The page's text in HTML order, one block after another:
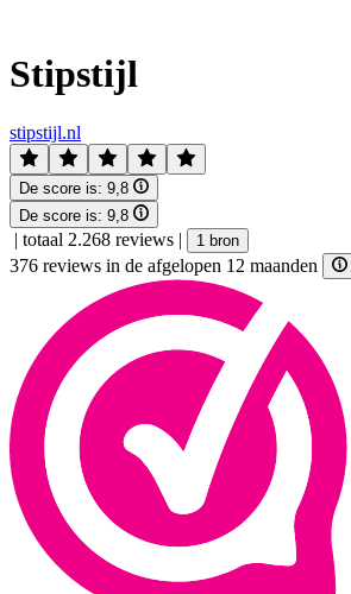
Stipstijl
stipstijl.nl
De score is: 9,8
De score is: 9,8
| totaal 2.268 reviews | 1 bron
376 reviews in de afgelopen 12 maanden